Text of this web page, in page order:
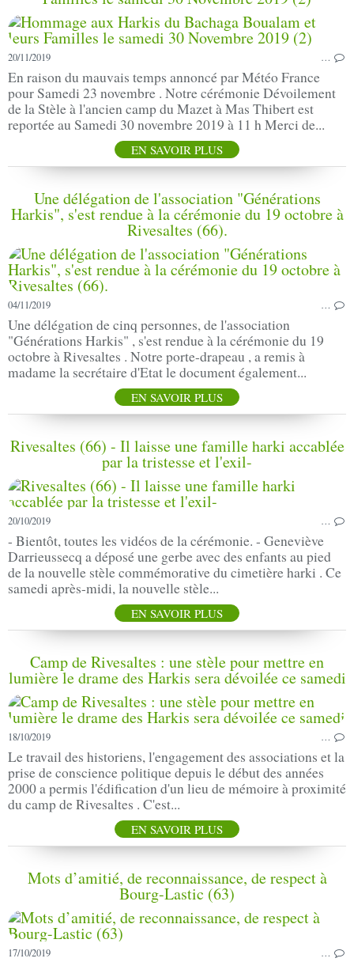
20/11/2019 …
En raison du mauvais temps annoncé par Météo France
pour Samedi 23 novembre . Notre cérémonie Dévoilement
de la Stèle à l'ancien camp du Mazet à Mas Thibert est
reportée au Samedi 30 novembre 2019 à 11 h Merci de...
EN SAVOIR PLUS
Une délégation de l'association "Générations
Harkis", s'est rendue à la cérémonie du 19 octobre à
Rivesaltes (66).
04/11/2019 …
Une délégation de cinq personnes, de l'association
"Générations Harkis" , s'est rendue à la cérémonie du 19
octobre à Rivesaltes . Notre porte-drapeau , a remis à
madame la secrétaire d'Etat le document également...
EN SAVOIR PLUS
Rivesaltes (66) - Il laisse une famille harki accablée
par la tristesse et l'exil-
20/10/2019 …
- Bientôt, toutes les vidéos de la cérémonie. - Geneviève
Darrieussecq a déposé une gerbe avec des enfants au pied
de la nouvelle stèle commémorative du cimetière harki . Ce
samedi après-midi, la nouvelle stèle...
EN SAVOIR PLUS
Camp de Rivesaltes : une stèle pour mettre en
lumière le drame des Harkis sera dévoilée ce samedi
18/10/2019 …
Le travail des historiens, l'engagement des associations et la
prise de conscience politique depuis le début des années
2000 a permis l'édification d'un lieu de mémoire à proximité
du camp de Rivesaltes . C'est...
EN SAVOIR PLUS
Mots d’amitié, de reconnaissance, de respect à
Bourg-Lastic (63)
17/10/2019 …